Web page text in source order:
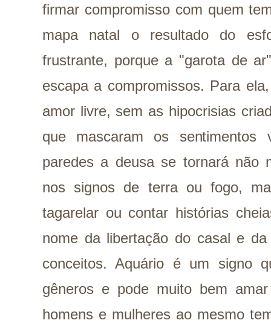
firmar compromisso com quem
mapa natal o resultado do
frustrante, porque a "garota de
escapa a compromissos. Para
amor livre, sem as hipocrisias
que mascaram os sentimentos
paredes a deusa se tornará não
nos signos de terra ou fogo,
tagarelar ou contar histórias
nome da libertação do casal e
conceitos. Aquário é um signo
gêneros e pode muito bem
homens e mulheres ao mesmo